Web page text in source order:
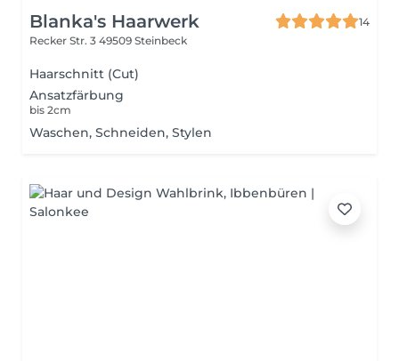
Blanka's Haarwerk
14
Recker Str. 3 49509 Steinbeck
Haarschnitt (Cut)
Ansatzfärbung
bis 2cm
Waschen, Schneiden, Stylen